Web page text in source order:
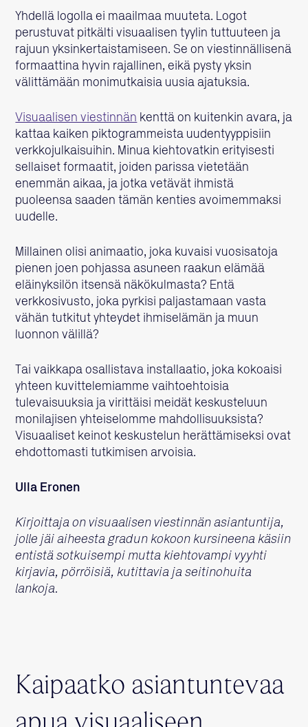
Yhdellä logolla ei maailmaa muuteta. Logot
perustuvat pitkälti visuaalisen tyylin tuttuuteen ja
rajuun yksinkertaistamiseen. Se on viestinnällisenä
formaattina hyvin rajallinen, eikä pysty yksin
välittämään monimutkaisia uusia ajatuksia.
Visuaalisen viestinnän kenttä on kuitenkin avara, ja
kattaa kaiken piktogrammeista uudentyyppisiin
verkkojulkaisuihin. Minua kiehtovatkin erityisesti
sellaiset formaatit, joiden parissa vietetään
enemmän aikaa, ja jotka vetävät ihmistä
puoleensa saaden tämän kenties avoimemmaksi
uudelle.
Millainen olisi animaatio, joka kuvaisi vuosisatoja
pienen joen pohjassa asuneen raakun elämää
eläinyksilön itsensä näkökulmasta? Entä
verkkosivusto, joka pyrkisi paljastamaan vasta
vähän tutkitut yhteydet ihmiselämän ja muun
luonnon välillä?
Tai vaikkapa osallistava installaatio, joka kokoaisi
yhteen kuvittelemiamme vaihtoehtoisia
tulevaisuuksia ja virittäisi meidät keskusteluun
monilajisen yhteiselomme mahdollisuuksista?
Visuaaliset keinot keskustelun herättämiseksi ovat
ehdottomasti tutkimisen arvoisia.
Ulla Eronen
Kirjoittaja on visuaalisen viestinnän asiantuntija,
jolle jäi aiheesta gradun kokoon kursineena käsiin
entistä sotkuisempi mutta kiehtovampi vyyhti
kirjavia, pörröisiä, kutittavia ja seitinohuita
lankoja.
Kaipaatko asiantuntevaa